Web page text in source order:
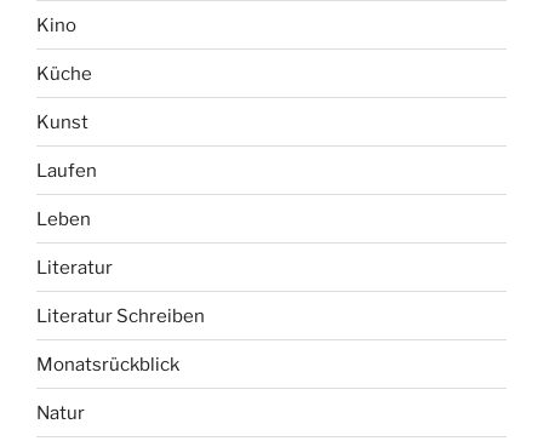
Kino
Küche
Kunst
Laufen
Leben
Literatur
Literatur Schreiben
Monatsrückblick
Natur